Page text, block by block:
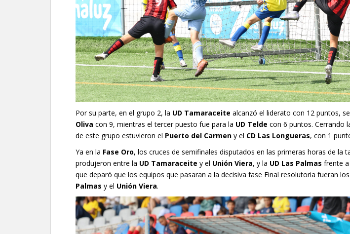
Por su parte, en el grupo 2, la UD Tamaraceite alcanzó el liderato con 12 puntos,
Oliva con 9, mientras el tercer puesto fue para la UD Telde con 6 puntos. Cerrando
de este grupo estuvieron el Puerto del Carmen y el CD Las Longueras, con 1
Ya en la Fase Oro, los cruces de semifinales disputados en las primeras horas de la
produjeron entre la UD Tamaraceite y el Unión Viera, y la UD Las Palmas frente a
que deparó que los equipos que pasaran a la decisiva fase Final resolutoria fueran
Palmas y el Unión Viera.